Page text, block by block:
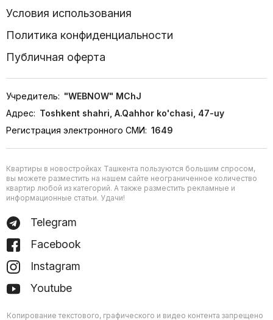
Условия использования
Политика конфиденциальности
Публичная оферта
Учредитель: "WEBNOW" MChJ
Адрес: Toshkent shahri, A.Qahhor ko'chasi, 47-uy
Регистрация электронного СМИ: 1649
Квартиры в новостройках Ташкента пользуются большим спросом,
вы можете разместить на нашем сайте неограниченное количество
квартир любой из категорий. А также разместить рекламные и
информационные статьи. Удачи!
Telegram
Facebook
Instagram
Youtube
Копирование текстового, графического и видео контента запрещено